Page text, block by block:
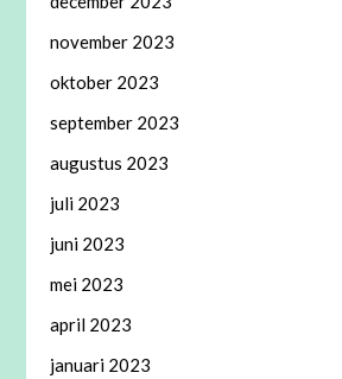
november 2023
oktober 2023
september 2023
augustus 2023
juli 2023
juni 2023
mei 2023
april 2023
januari 2023